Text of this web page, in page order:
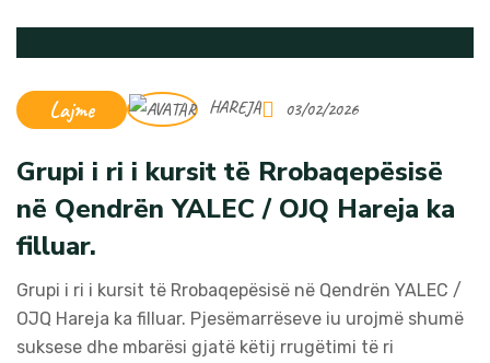
Lajme HAREJA 03/02/2026
Grupi i ri i kursit të Rrobaqepësisë
në Qendrën YALEC / OJQ Hareja ka
filluar.
Grupi i ri i kursit të Rrobaqepësisë në Qendrën YALEC /
OJQ Hareja ka filluar. Pjesëmarrëseve iu urojmë shumë
suksese dhe mbarësi gjatë këtij rrugëtimi të ri